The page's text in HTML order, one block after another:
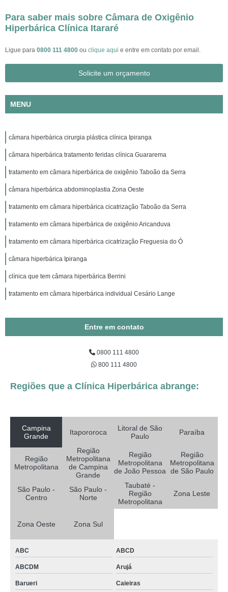
Para saber mais sobre Câmara de Oxigênio
Hiperbárica Clínica Itararé
Ligue para 0800 111 4800 ou clique aqui e entre em contato por email.
Solicite um orçamento
MENU
câmara hiperbárica cirurgia plástica clínica Ipiranga
câmara hiperbárica tratamento feridas clínica Guararema
tratamento em câmara hiperbárica de oxigênio Taboão da Serra
câmara hiperbárica abdominoplastia Zona Oeste
tratamento em câmara hiperbárica cicatrização Taboão da Serra
tratamento em câmara hiperbárica de oxigênio Aricanduva
tratamento em câmara hiperbárica cicatrização Freguesia do Ó
câmara hiperbárica Ipiranga
clínica que tem câmara hiperbárica Berrini
tratamento em câmara hiperbárica individual Cesário Lange
Entre em contato
0800 111 4800
800 111 4800
Regiões que a Clínica Hiperbárica abrange:
Campina
Grande
Itapororoca
Litoral de São
Paulo
Paraíba
Região
Metropolitana
Região
Metropolitana
de Campina
Grande
Região
Metropolitana
de João Pessoa
Região
Metropolitana
de São Paulo
São Paulo -
Centro
São Paulo -
Norte
Taubaté -
Região
Metropolitana
Zona Leste
Zona Oeste Zona Sul
ABC ABCD
ABCDM Arujá
Barueri Caieiras